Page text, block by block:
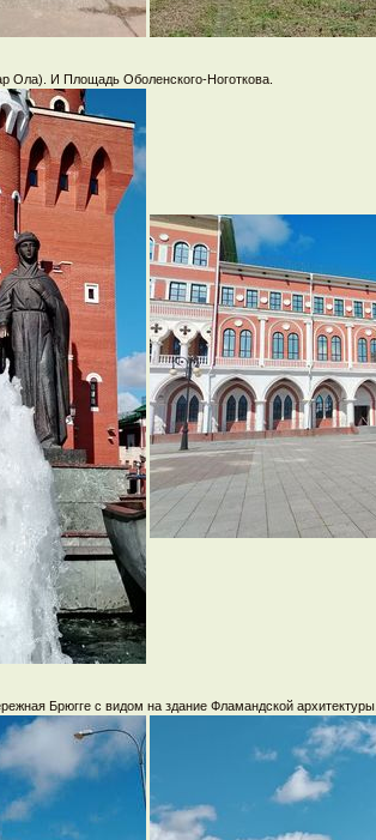
Ола). И Площадь Оболенского-Ноготкова.
Брюгге с видом на здание Фламандской архитектуры.